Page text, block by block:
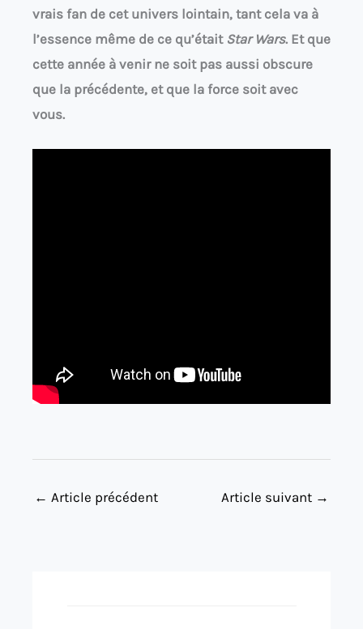
vrais fan de cet univers lointain, tant cela va à
l’essence même de ce qu’était Star Wars. Et que
cette année à venir ne soit pas aussi obscure
que la précédente, et que la force soit avec
vous.
← Article précédent Article suivant →